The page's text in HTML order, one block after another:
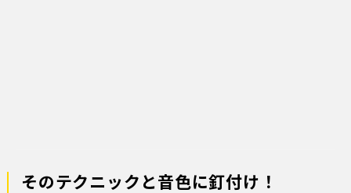
そのテクニックと音色に釘付け！